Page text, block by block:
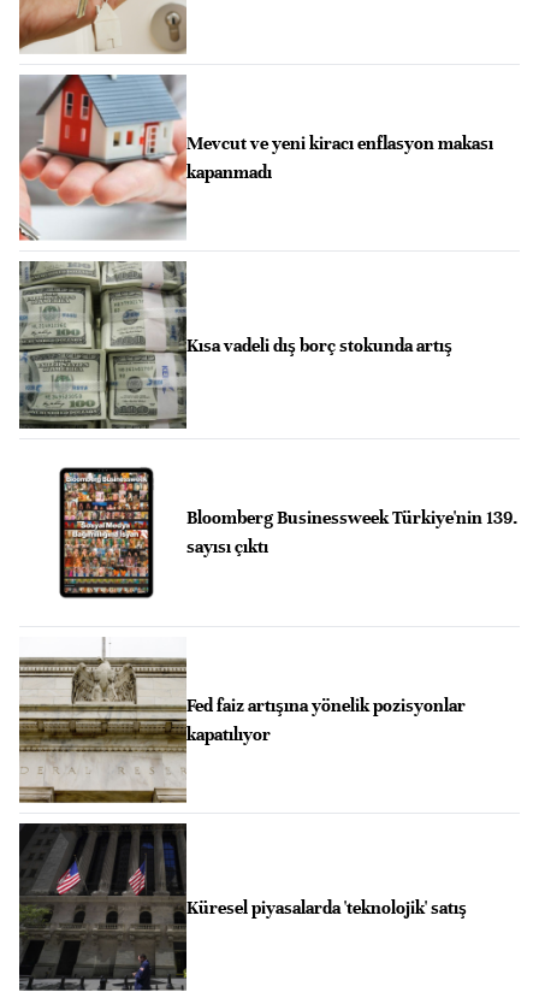
Mevcut ve yeni kiracı enflasyon makası
kapanmadı
Kısa vadeli dış borç stokunda artış
Bloomberg Businessweek Türkiye'nin 139.
sayısı çıktı
Fed faiz artışına yönelik pozisyonlar
kapatılıyor
Küresel piyasalarda 'teknolojik' satış